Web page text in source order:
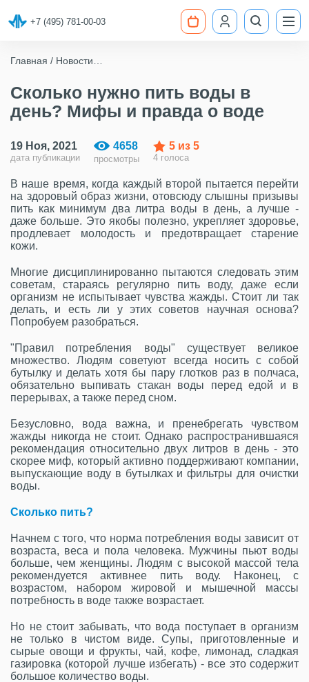
+7 (495) 781-00-03
Главная
Новости
Сколько нужно пить воды в
день? Мифы и правда о воде
19 Ноя, 2021
дата публикации
4658
просмотры
5 из 5
4 голоса
В наше время, когда каждый второй пытается перейти
на здоровый образ жизни, отовсюду слышны призывы
пить как минимум два литра воды в день, а лучше -
даже больше. Это якобы полезно, укрепляет здоровье,
продлевает молодость и предотвращает старение
кожи.
Многие дисциплинированно пытаются следовать этим
советам, стараясь регулярно пить воду, даже если
организм не испытывает чувства жажды. Стоит ли так
делать, и есть ли у этих советов научная основа?
Попробуем разобраться.
"Правил потребления воды" существует великое
множество. Людям советуют всегда носить с собой
бутылку и делать хотя бы пару глотков раз в полчаса,
обязательно выпивать стакан воды перед едой и в
перерывах, а также перед сном.
Безусловно, вода важна, и пренебрегать чувством
жажды никогда не стоит. Однако распространившаяся
рекомендация относительно двух литров в день - это
скорее миф, который активно поддерживают компании,
выпускающие воду в бутылках и фильтры для очистки
воды.
Сколько пить?
Начнем с того, что норма потребления воды зависит от
возраста, веса и пола человека. Мужчины пьют воды
больше, чем женщины. Людям с высокой массой тела
рекомендуется активнее пить воду. Наконец, с
возрастом, набором жировой и мышечной массы
потребность в воде также возрастает.
Но не стоит забывать, что вода поступает в организм
не только в чистом виде. Супы, приготовленные и
сырые овощи и фрукты, чай, кофе, лимонад, сладкая
газировка (которой лучше избегать) - все это содержит
большое количество воды.